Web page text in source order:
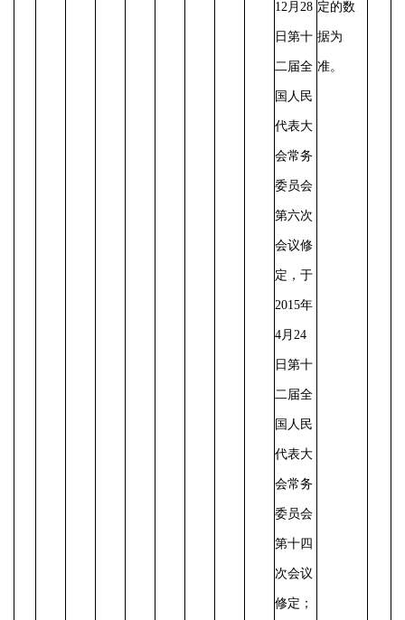
12月28
日第十
二届全
国人民
代表大
会常务
委员会
第六次
会议修
定，于
2015年
4月24
日第十
二届全
国人民
代表大
会常务
委员会
第十四
次会议
修定；
定的数
据为
准。